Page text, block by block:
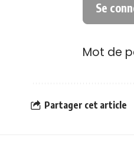
Mot de
Partager cet article